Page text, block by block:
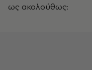
ως ακολούθως: